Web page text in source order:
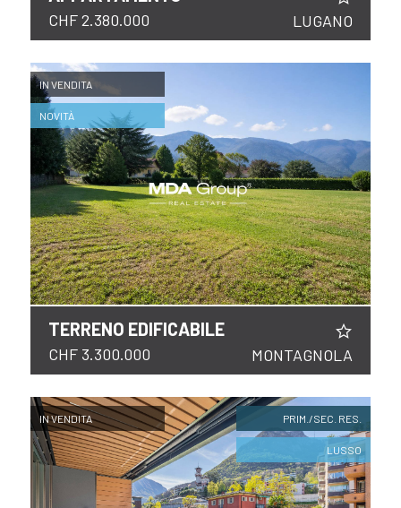
CHF 2.380.000 LUGANO
IN VENDITA
NOVITÀ
TERRENO EDIFICABILE
CHF 3.300.000 MONTAGNOLA
IN VENDITA PRIM./SEC. RES.
LUSSO